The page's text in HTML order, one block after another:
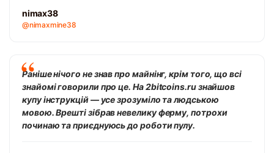
nimax38
@nimaxmine38
Раніше нічого не знав про майнінг, крім того, що всі
знайомі говорили про це. На 2bitcoins.ru знайшов
купу інструкцій — усе зрозуміло та людською
мовою. Врешті зібрав невелику ферму, потрохи
починаю та приєднуюсь до роботи пулу.